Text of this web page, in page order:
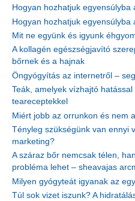
Hogyan hozhatjuk
Hogyan hozhatjuk
Mit ne együnk és igyunk
A kollagén egészségjavító
bőrnek és a hajnak
Öngyógyítás az internetről –
Teák, amelyek vízhajtó
teareceptekkel
Miért jobb az orrunkon és nem
Tényleg szükségünk van ennyi
marketing?
A száraz bőr nemcsak télen,
probléma lehet – sheavajas
Milyen gyógyteát igyanak az
Túl sok vizet iszunk? A